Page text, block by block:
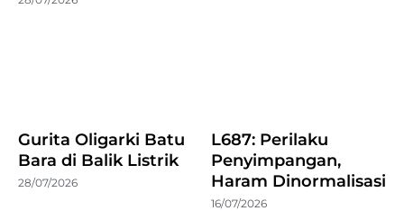
Gurita Oligarki Batu
Bara di Balik Listrik
28/07/2026
L687: Perilaku
Penyimpangan,
Haram Dinormalisasi
16/07/2026